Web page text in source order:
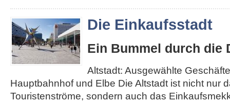
Die Einkaufsstadt
Ein Bummel durch die
Altstadt: Ausgewählte
Hauptbahnhof und Elbe Die Altstadt ist nicht nur
Touristenströme, sondern auch das